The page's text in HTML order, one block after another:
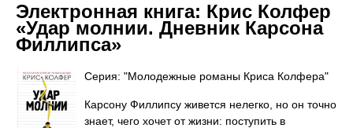
Электронная книга: Крис Колфер
«Удар молнии. Дневник Карсона
Филлипса»
Серия: "Молодежные романы Криса Колфера"
Карсону Филлипсу живется нелегко, но он точно
знает, чего хочет от жизни: поступить в